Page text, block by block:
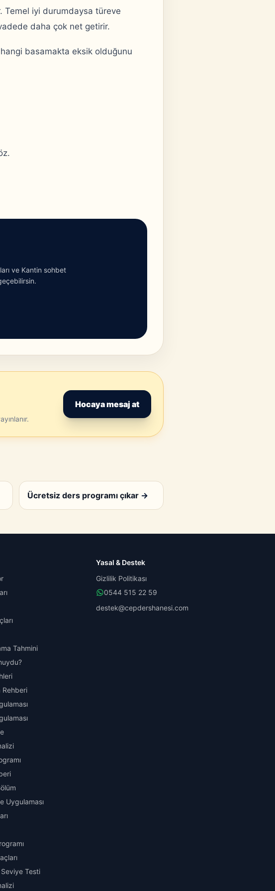
Temel iyi durumdaysa türeve
daha çok net getirir.
hangi basamakta eksik olduğunu
ve Kantin sohbet
Hocaya mesaj at
Ücretsiz ders programı çıkar →
Tahmini
Rehberi
Uygulaması
Testi
Yasal & Destek
Gizlilik Politikası
0544 515 22 59
destek@cepdershanesi.com